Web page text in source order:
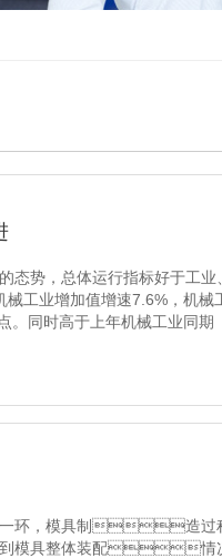
态势，总体运行指标好于工
工业增加值增速7.6%，机械
时高于上年机械工业同期（
环，模具制造过程
到模具整体装配情